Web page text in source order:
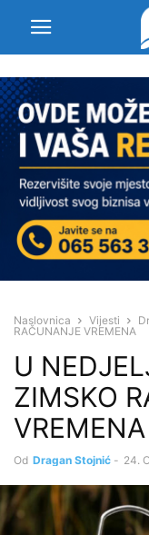
Naslovnica Vijesti
RAČUNANJE VREMENA
U
ZIMSKO
VREMENA
Od Dragan Stojnić - 24.